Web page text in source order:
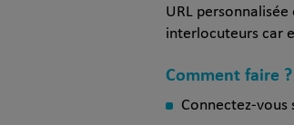
URL
interlocuteurs car
Comment faire ?
Connectez-vous